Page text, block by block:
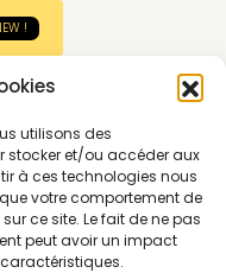
utilisons des
stocker et/ou accéder aux
à ces technologies nous
votre comportement de
ce site. Le fait de ne pas
peut avoir un impact
!